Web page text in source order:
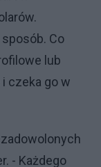
Co
lub
czeka go w
- Każdego